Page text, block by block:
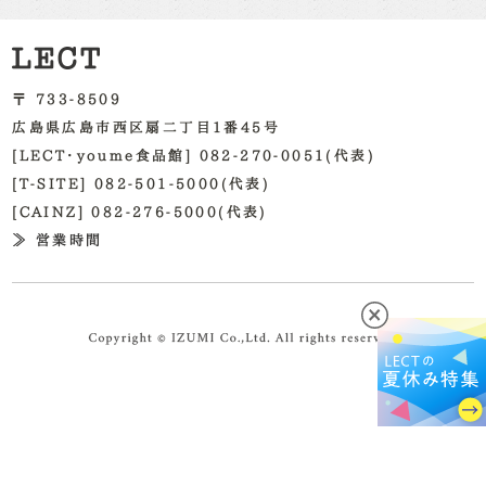
〒 733-8509
広島県広島市西区扇二丁目1番45号
[LECT・youme食品館] 082-270-0051(代表)
[T-SITE] 082-501-5000(代表)
[CAINZ] 082-276-5000(代表)
≫ 営業時間